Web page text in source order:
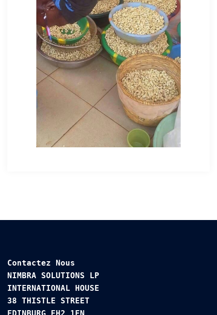
Contactez Nous
NIMBRA SOLUTIONS LP
INTERNATIONAL HOUSE
38 THISTLE STREET
EDINBURG EH2 1EN